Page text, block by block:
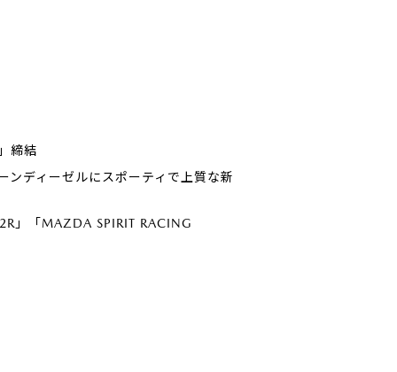
締結
ディーゼルにスポーティで上質な新
」「MAZDA SPIRIT RACING